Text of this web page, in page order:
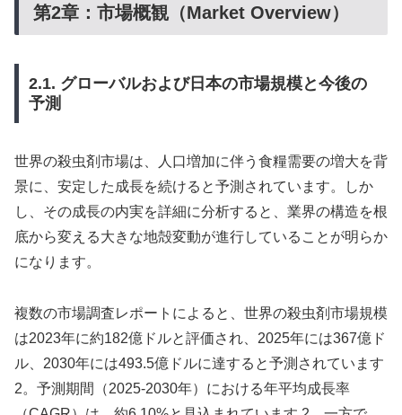
第2章：市場概観（Market Overview）
2.1. グローバルおよび日本の市場規模と今後の
予測
世界の殺虫剤市場は、人口増加に伴う食糧需要の増大を背
景に、安定した成長を続けると予測されています。しか
し、その成長の内実を詳細に分析すると、業界の構造を根
底から変える大きな地殻変動が進行していることが明らか
になります。
複数の市場調査レポートによると、世界の殺虫剤市場規模
は2023年に約182億ドルと評価され、2025年には367億ド
ル、2030年には493.5億ドルに達すると予測されています
2。予測期間（2025-2030年）における年平均成長率